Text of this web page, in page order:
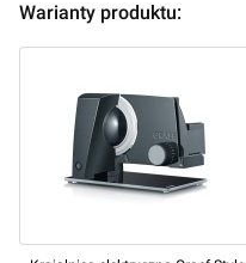
Warianty produktu: